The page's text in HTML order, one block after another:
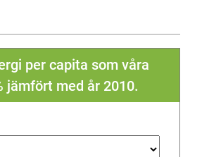
per capita som våra
jämfört med år 2010.